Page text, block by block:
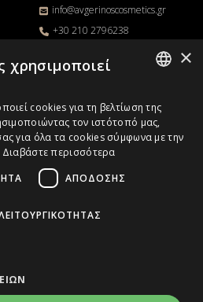
info@avgerinoscosmetics.gr
+30 210 2796238
9π.μ. – 5μ.μ
παραγγελίας
χωρίς Κατάστημα
B2B
Cosmetics
HappyOnline
ENGLISH
×
χρησιμοποιεί
cookies για τη βελτίωση της
τον ιστότοπό μας,
για όλα τα cookies σύμφωνα με την
Διαβάστε περισσότερα
ΑΠΌΔΟΣΗΣ